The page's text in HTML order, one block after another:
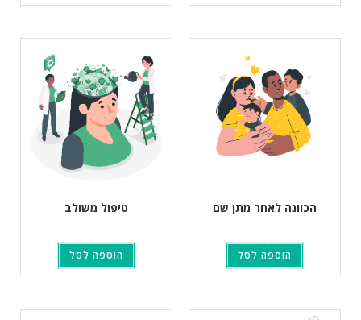
הכוונה לאחר מתן שם
הוספה לסל
טיפול משולב
הוספה לסל